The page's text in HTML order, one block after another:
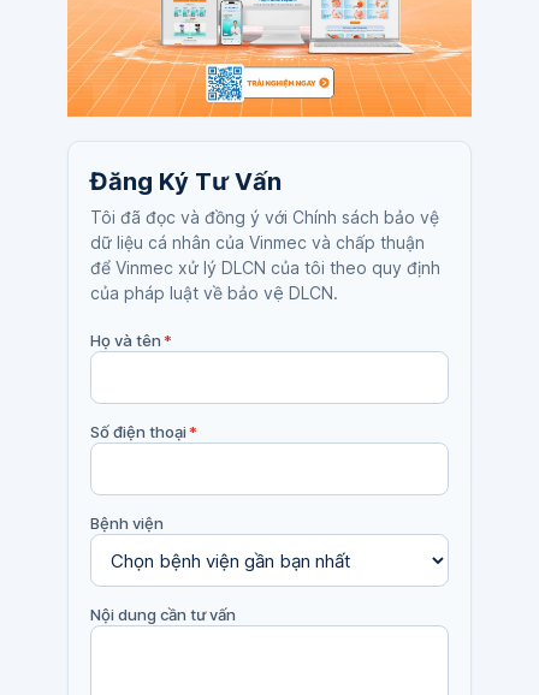
Đăng Ký Tư Vấn
Tôi đã đọc và đồng ý với Chính sách bảo vệ
dữ liệu cá nhân của Vinmec và chấp thuận
để Vinmec xử lý DLCN của tôi theo quy định
của pháp luật về bảo vệ DLCN.
Họ và tên*
Số điện thoại*
Bệnh viện
Nội dung cần tư vấn